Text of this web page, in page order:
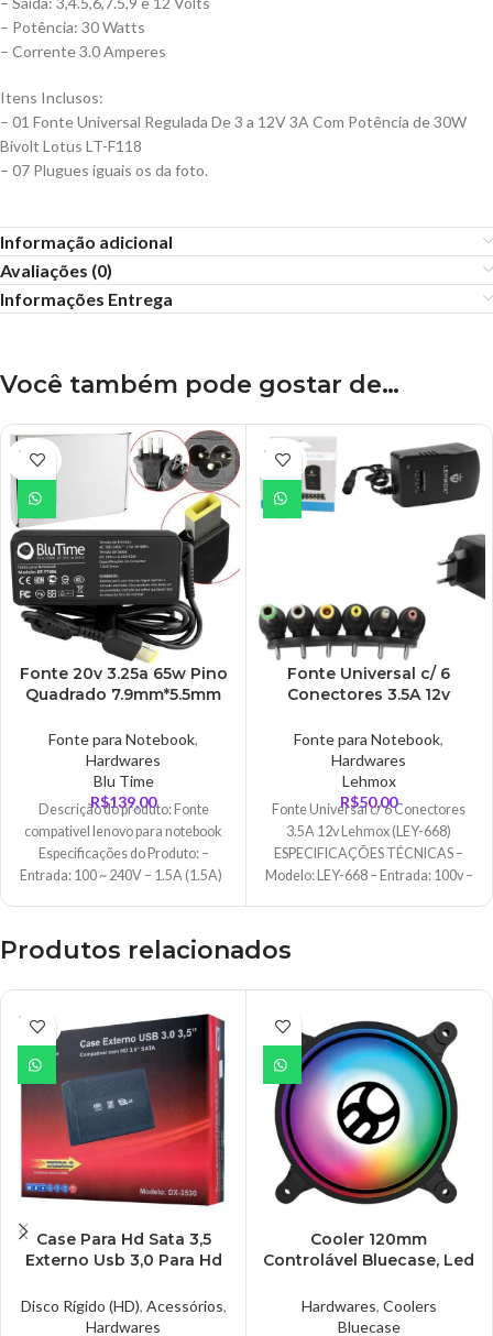
– Potência: 30 Watts
– Corrente 3.0 Amperes
Itens Inclusos:
– 01 Fonte Universal Regulada De 3 a 12V 3A Com Potência de 30W
Bivolt Lotus LT-F118
– 07 Plugues iguais os da foto.
Informação adicional
Avaliações (0)
Informações Entrega
Você também pode gostar de…
ESGO
TADO
Fonte 20v 3.25a 65w Pino
Quadrado 7.9mm*5.5mm
Fonte para Notebook,
Hardwares
Blu Time
R$139,00
Descrição do produto: Fonte
compativel lenovo para notebook
Especificações do Produto: –
Entrada: 100 ~ 240V – 1.5A (1.5A)
ESGO
TADO
Fonte Universal c/ 6
Conectores 3.5A 12v
Fonte para Notebook,
Hardwares
Lehmox
R$50,00
Fonte Universal c/ 6 Conectores
3.5A 12v Lehmox (LEY-668)
ESPECIFICAÇÕES TÉCNICAS –
Modelo: LEY-668 – Entrada: 100v –
Produtos relacionados
ESGO
TADO
Case Para Hd Sata 3,5
Externo Usb 3,0 Para Hd
Disco Rígido (HD), Acessórios,
Hardwares
Cooler 120mm
Controlável Bluecase, Led
Hardwares, Coolers
Bluecase